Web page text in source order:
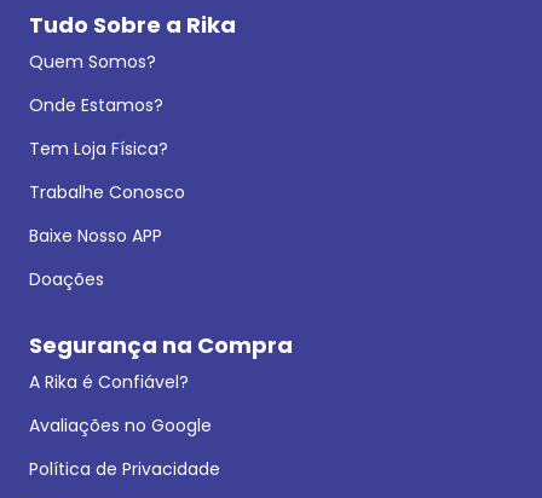
Tudo Sobre a Rika
Quem Somos?
Onde Estamos?
Tem Loja Física?
Trabalhe Conosco
Baixe Nosso APP
Doações
Segurança na Compra
A Rika é Confiável?
Avaliações no Google
Política de Privacidade